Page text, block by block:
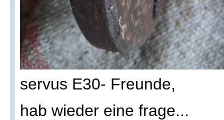
servus E30- Freunde,
hab wieder eine frage...